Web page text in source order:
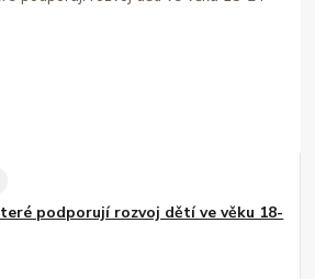
podporují rozvoj dětí ve věku 18-